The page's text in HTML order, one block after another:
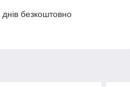
безкоштовно